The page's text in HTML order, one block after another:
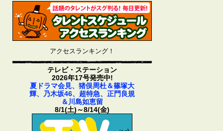
アクセスランキング！
テレビ・ステーション
2026年17号発売中!
夏ドラマ会見、猪俣周杜＆篠塚大
輝、乃木坂46、超特急、正門良規
＆川島如恵留
8/1(土)～8/14(金)